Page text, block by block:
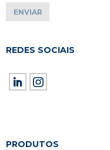
REDES SOCIAIS
PRODUTOS